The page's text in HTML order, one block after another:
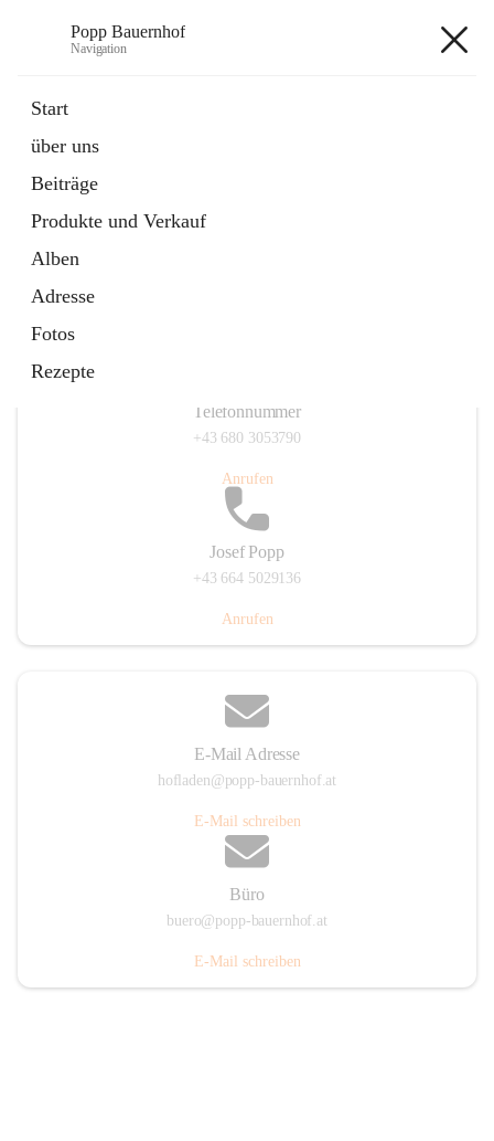
Popp Bauernhof
Navigation
Start
über uns
Beiträge
Produkte und Verkauf
Alben
Adresse
Fotos
Rezepte
Telefonnummer
+43 680 3053790
Anrufen
Josef Popp
+43 664 5029136
Anrufen
E-Mail Adresse
hofladen@popp-bauernhof.at
E-Mail schreiben
Büro
buero@popp-bauernhof.at
E-Mail schreiben